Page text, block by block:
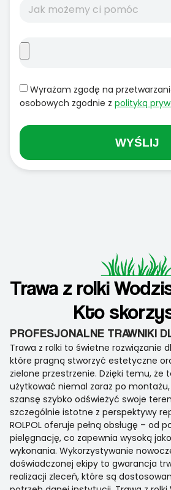
Wyrażam zgodę na
osobowych zgodnie z polityką
WYŚLIJ
Trawa z rolki
Kto
PROFESJONALNE TRAWNIKI
Trawa z rolki to świetne rozwiązanie
które pragną stworzyć estetyczne
zielone przestrzenie. Dzięki temu, że
użytkować niemal zaraz po
szansę szybko odświeżyć swoje
szczególnie istotne z perspektywy
ROLPOL oferuje pełną obsługę – od
pielęgnację, co zapewnia wysoką
wykonania. Wykorzystywanie
doświadczonej ekipy to gwarancja
realizacji zleceń, które są